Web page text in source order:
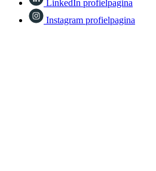
LinkedIn profielpagina
Instagram profielpagina